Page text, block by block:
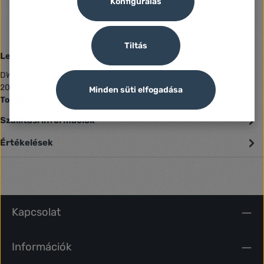
Jótállás (Jogi személy):
Leírás
DWHT0-70275 * DEWALT Oldalcsípő fogó, áttételes kivitel * Hossz:
200 mm * Anyaga: edzett krómacél * Kialakítás: áttételes me…
Továbbiak
Szállítási információk
Értékelések
Kapcsolat
Információk
Tiltás
Minden süti elfogadása